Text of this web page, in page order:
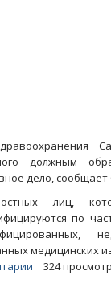
должным
дело,
лиц,
по
медицинских
324